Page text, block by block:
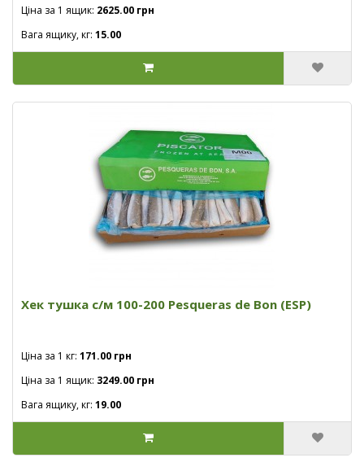
Ціна за 1 ящик: 2625.00 грн
Вага ящику, кг: 15.00
Хек тушка с/м 100-200 Pesqueras de Bon (ESP)
Ціна за 1 кг: 171.00 грн
Ціна за 1 ящик: 3249.00 грн
Вага ящику, кг: 19.00